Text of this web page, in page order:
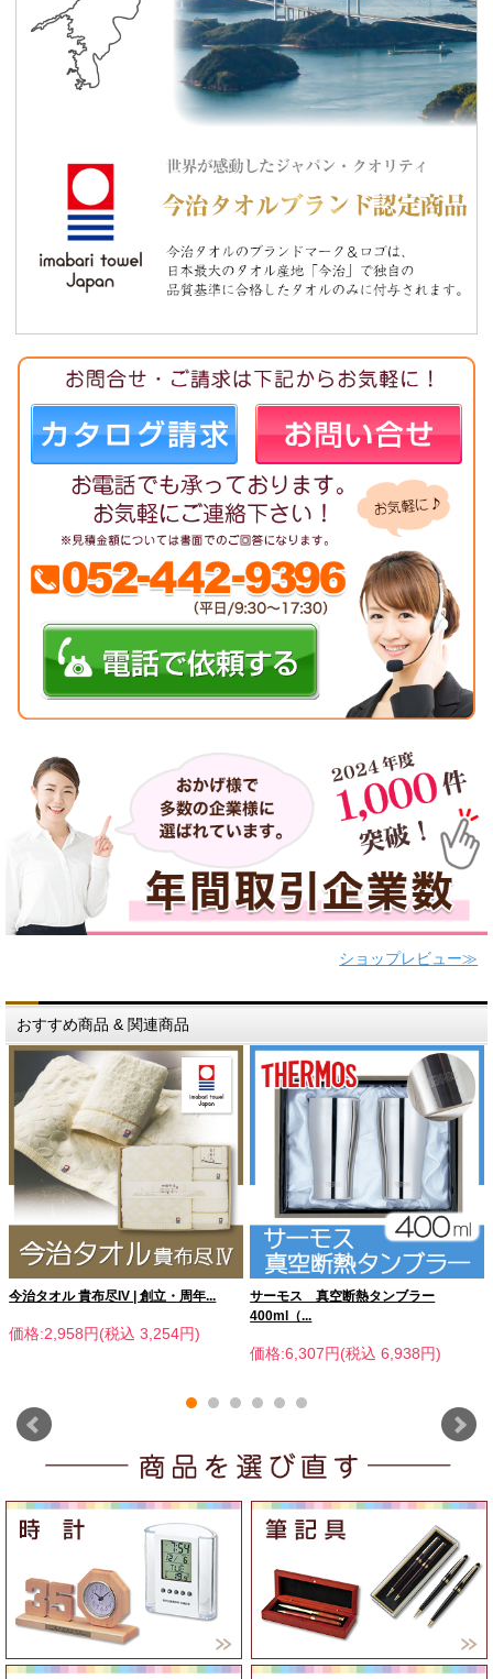
ショップレビュー≫
おすすめ商品 & 関連商品
今治タオル 貴布尽IV | 創立・周年...
価格:2,958円(税込 3,254円)
サーモス 真空断熱タンブラー
400ml（...
価格:6,307円(税込 6,938円)